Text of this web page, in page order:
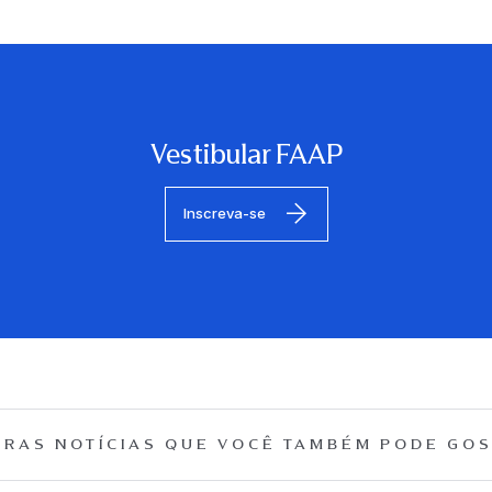
Vestibular FAAP
Inscreva-se
NOTÍCIAS QUE VOCÊ TAMBÉM PODE